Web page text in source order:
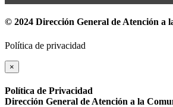
© 2024 Dirección General de Atención a
Política de privacidad
×
Política de Privacidad
Dirección General de Atención a la